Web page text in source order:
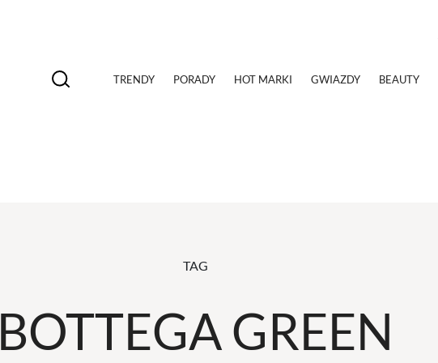
TRENDY PORADY HOT MARKI GWIAZDY BEAUTY
TAG
BOTTEGA GREEN